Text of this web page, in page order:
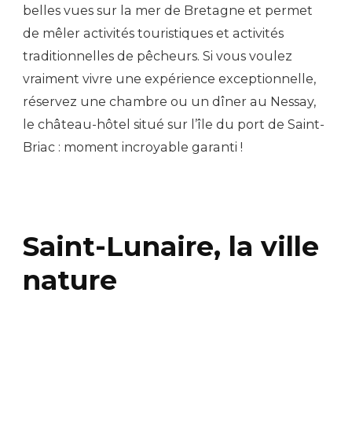
belles vues sur la mer de Bretagne et permet
de mêler activités touristiques et activités
traditionnelles de pêcheurs. Si vous voulez
vraiment vivre une expérience exceptionnelle,
réservez une chambre ou un dîner au Nessay,
le château-hôtel situé sur l’île du port de Saint-
Briac : moment incroyable garanti !
Saint-Lunaire, la ville
nature